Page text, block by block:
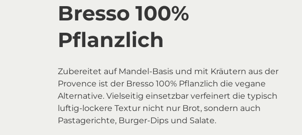
Bresso 100%
Pflanzlich
Zubereitet auf Mandel-Basis und mit Kräutern aus der
Provence ist der Bresso 100% Pflanzlich die vegane
Alternative. Vielseitig einsetzbar verfeinert die typisch
luftig-lockere Textur nicht nur Brot, sondern auch
Pastagerichte, Burger-Dips und Salate.